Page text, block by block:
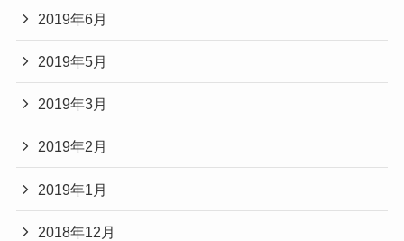
2019年6月
2019年5月
2019年3月
2019年2月
2019年1月
2018年12月